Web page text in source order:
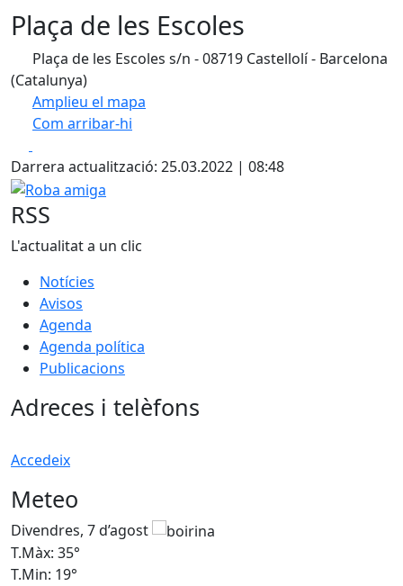
Plaça de les Escoles
Plaça de les Escoles s/n - 08719 Castellolí - Barcelona
(Catalunya)
Amplieu el mapa
Com arribar-hi
+
−
Darrera actualització: 25.03.2022 | 08:48
Roba amiga
RSS
L'actualitat a un clic
Notícies
Avisos
Agenda
Agenda política
Publicacions
Adreces i telèfons
Accedeix
Meteo
Divendres, 7 d’agost
T.Màx: 35°
T.Min: 19°